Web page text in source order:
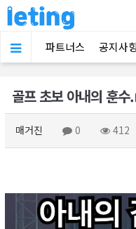
파트너스 공지사
골프 초보 아내의 훈
매거진 0 412